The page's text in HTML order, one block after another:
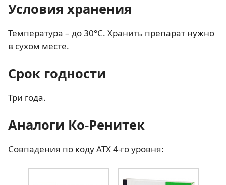
Условия хранения
Температура – до 30°C. Хранить препарат нужно
в сухом месте.
Срок годности
Три года.
Аналоги Ко-Ренитек
Совпадения по коду АТХ 4-го уровня: